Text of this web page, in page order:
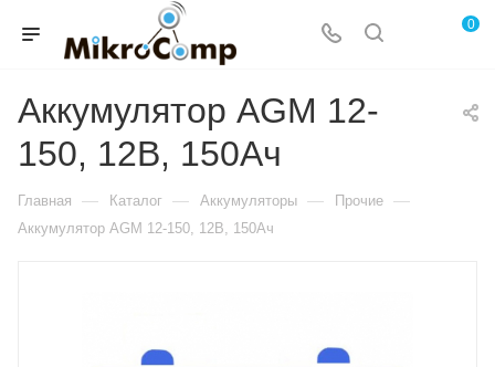
0
Аккумулятор AGM 12-
150, 12В, 150Ач
Главная — Каталог — Аккумуляторы — Прочие —
Аккумулятор AGM 12-150, 12В, 150Ач